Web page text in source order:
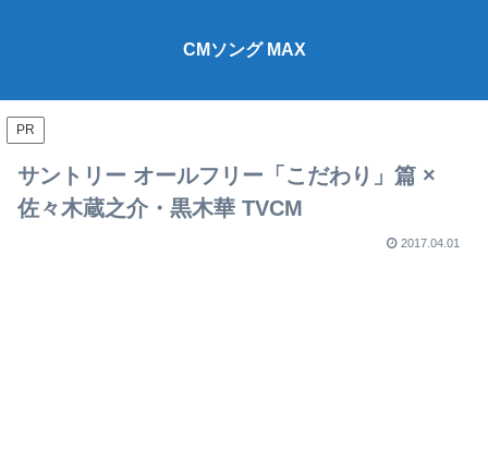
CMソング MAX
PR
サントリー オールフリー「こだわり」篇 ×
佐々木蔵之介・黒木華 TVCM
2017.04.01